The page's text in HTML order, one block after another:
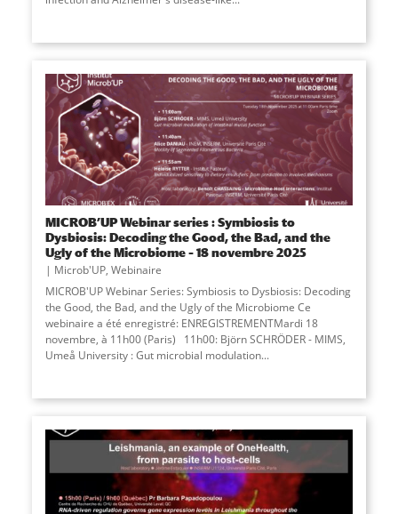
MICROB’UP Webinar series : Symbiosis to
Dysbiosis: Decoding the Good, the Bad, and the
Ugly of the Microbiome – 18 novembre 2025
Microb'UP, Webinaire
MICROB'UP Webinar Series: Symbiosis to Dysbiosis: Decoding
the Good, the Bad, and the Ugly of the Microbiome Ce
webinaire a été enregistré: ENREGISTREMENTMardi 18
novembre, à 11h00 (Paris) 11h00: Björn SCHRÖDER - MIMS,
Umeå University : Gut microbial modulation...